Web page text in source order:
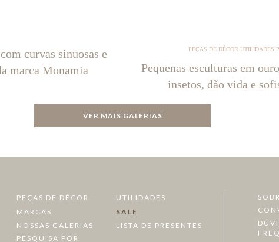
curvas sinuosas e
marca Monamia
PEÇAS DE DÉCOR UTILIDADES
Pequenas esculturas em
insetos, dão vida e
VER MAIS GALERIAS
PEÇAS DE DÉCOR
UTILIDADES
MARCAS
SALE
NOSSAS GALERIAS
LISTA DE PRESENTES
PESQUISA POR